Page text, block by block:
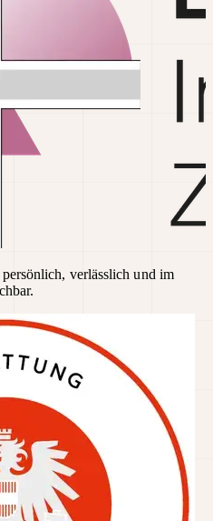
verlässlich und im